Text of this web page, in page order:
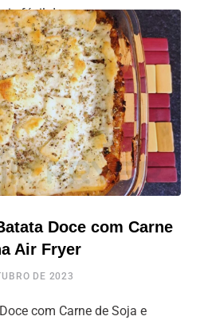
fácil do que parece e as
gostosas e saudáveis.
isso sem complicação.
uma beterraba crocante e
praticidade da Airfryer. Vamos
Doce com Carne
Air Fryer
DE 2023
com Carne de Soja e